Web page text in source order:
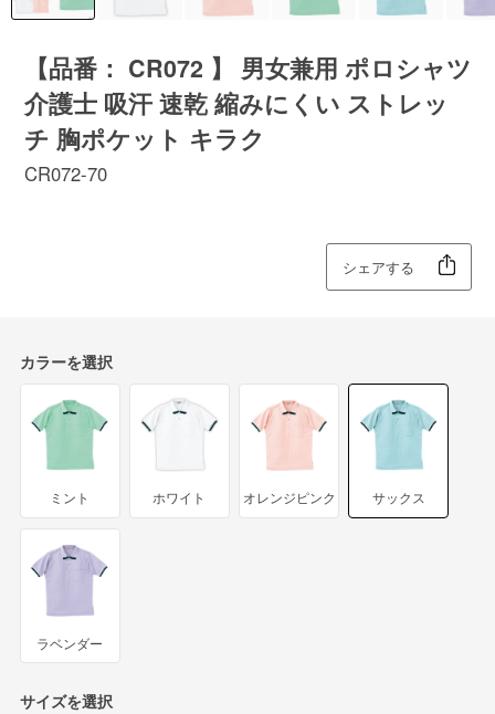
【品番： CR072 】 男女兼用 ポロシャツ
介護士 吸汗 速乾 縮みにくい ストレッ
チ 胸ポケット キラク
CR072-70
シェアする
カラーを選択
ミント ホワイト オレンジピンク サックス
ラベンダー
サイズを選択